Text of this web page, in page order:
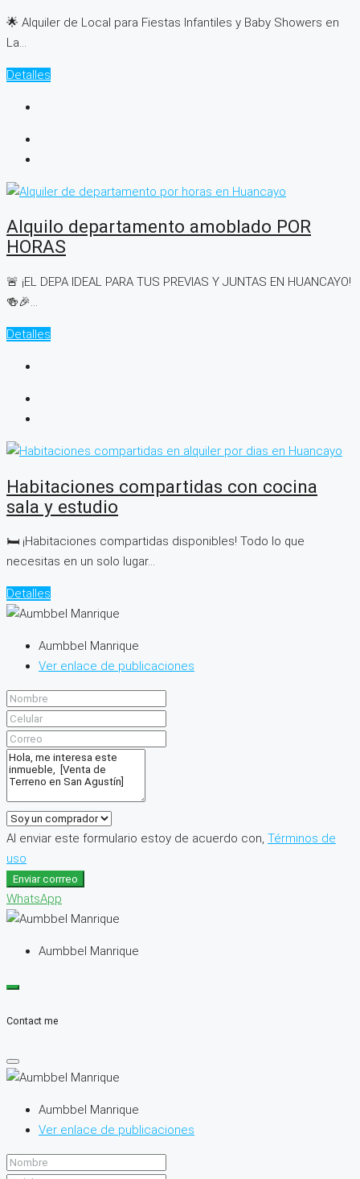
🌟 Alquiler de Local para Fiestas Infantiles y Baby Showers en
La...
Detalles
Alquilo departamento amoblado POR
HORAS
🚨 ¡EL DEPA IDEAL PARA TUS PREVIAS Y JUNTAS EN HUANCAYO!
🍻🎉...
Detalles
Habitaciones compartidas con cocina
sala y estudio
🛏️ ¡Habitaciones compartidas disponibles! Todo lo que
necesitas en un solo lugar...
Detalles
Aumbbel Manrique
Ver enlace de publicaciones
Al enviar este formulario estoy de acuerdo con, Términos de
uso
Enviar corrreo
WhatsApp
Aumbbel Manrique
Contact me
Aumbbel Manrique
Ver enlace de publicaciones